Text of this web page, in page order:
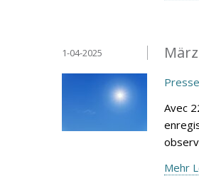
1-04-2025
Avec
Mehr